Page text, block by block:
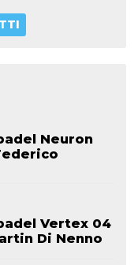
Neuron
Vertex 04
Di Nenno